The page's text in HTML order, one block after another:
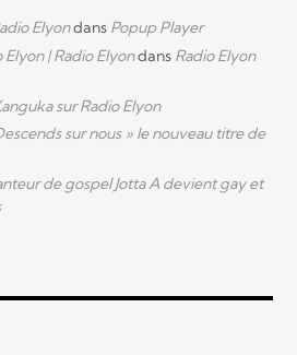
Elyondans Popup Player
| Radio Elyondans Radio Elyon
sur Radio Elyon
sur nous » le nouveau titre de
de gospel Jotta A devient gay et